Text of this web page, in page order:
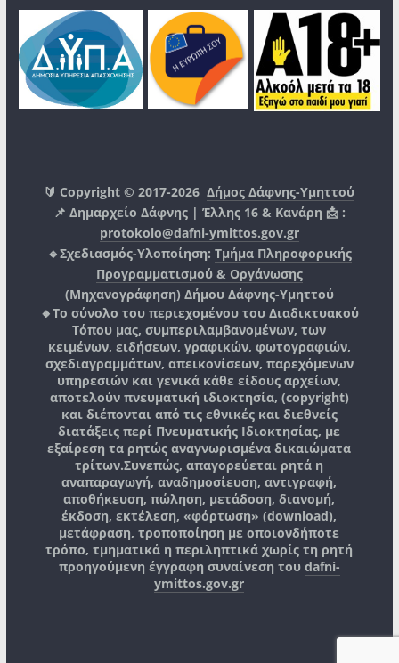
🔰 Copyright © 2017-2026Δήμος Δάφνης-Υμηττού
📌 Δημαρχείο Δάφνης | Έλλης 16 & Κανάρη 📩 :
protokolo@dafni-ymittos.gov.gr
🔹Σχεδιασμός-Υλοποίηση: Τμήμα Πληροφορικής
Προγραμματισμού & Οργάνωσης
(Μηχανογράφηση) Δήμου Δάφνης-Υμηττού
🔸Το σύνολο του περιεχομένου του Διαδικτυακού
Τόπου μας, συμπεριλαμβανομένων, των
κειμένων, ειδήσεων, γραφικών, φωτογραφιών,
σχεδιαγραμμάτων, απεικονίσεων, παρεχόμενων
υπηρεσιών και γενικά κάθε είδους αρχείων,
αποτελούν πνευματική ιδιοκτησία, (copyright)
και διέπονται από τις εθνικές και διεθνείς
διατάξεις περί Πνευματικής Ιδιοκτησίας, με
εξαίρεση τα ρητώς αναγνωρισμένα δικαιώματα
τρίτων.Συνεπώς, απαγορεύεται ρητά η
αναπαραγωγή, αναδημοσίευση, αντιγραφή,
αποθήκευση, πώληση, μετάδοση, διανομή,
έκδοση, εκτέλεση, «φόρτωση» (download),
μετάφραση, τροποποίηση με οποιονδήποτε
τρόπο, τμηματικά η περιληπτικά χωρίς τη ρητή
προηγούμενη έγγραφη συναίνεση του dafni-
ymittos.gov.gr